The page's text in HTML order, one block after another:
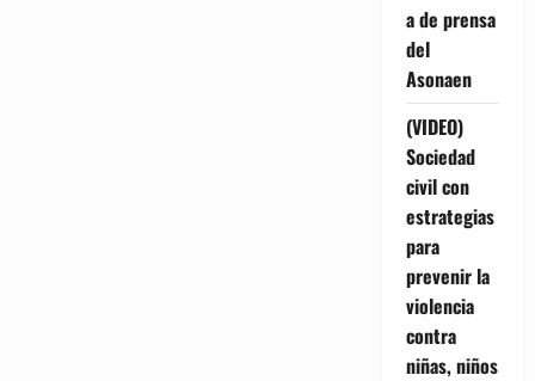
a de prensa
del
Asonaen
(VIDEO)
Sociedad
civil con
estrategias
para
prevenir la
violencia
contra
niñas, niños